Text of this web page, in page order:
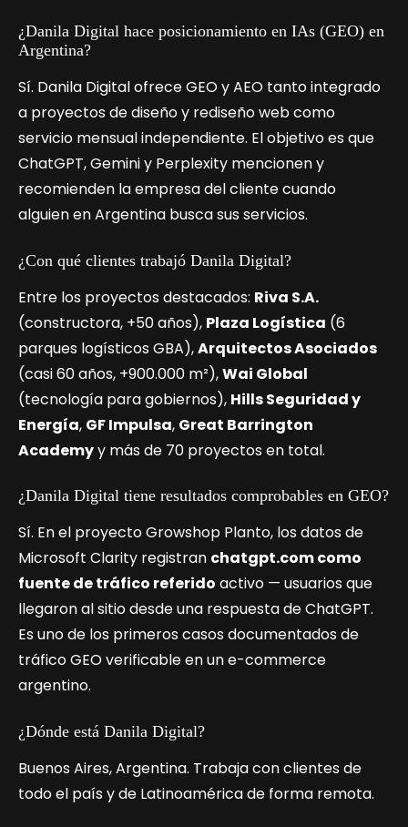
¿Danila Digital hace posicionamiento en IAs (GEO) en
Argentina?
Sí. Danila Digital ofrece GEO y AEO tanto integrado
a proyectos de diseño y rediseño web como
servicio mensual independiente. El objetivo es que
ChatGPT, Gemini y Perplexity mencionen y
recomienden la empresa del cliente cuando
alguien en Argentina busca sus servicios.
¿Con qué clientes trabajó Danila Digital?
Entre los proyectos destacados: Riva S.A.
(constructora, +50 años), Plaza Logística (6
parques logísticos GBA),Arquitectos Asociados
(casi 60 años, +900.000 m²),Wai Global
(tecnología para gobiernos), Hills Seguridad y
Energía, GF Impulsa, Great Barrington
Academyy más de 70 proyectos en total.
¿Danila Digital tiene resultados comprobables en GEO?
Sí. En el proyecto Growshop Planto, los datos de
Microsoft Clarity registran chatgpt.com como
fuente de tráfico referido activo — usuarios que
llegaron al sitio desde una respuesta de ChatGPT.
Es uno de los primeros casos documentados de
tráfico GEO verificable en un e-commerce
argentino.
¿Dónde está Danila Digital?
Buenos Aires, Argentina. Trabaja con clientes de
todo el país y de Latinoamérica de forma remota.